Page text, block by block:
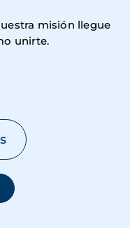
misión llegue
unirte.